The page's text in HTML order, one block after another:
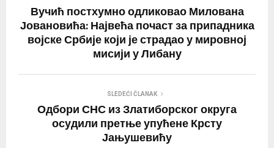
Вучић постхумно одликовао Милована
Јовановића: Највећа почаст за припадника
војске Србије који је страдао у мировној
мисији у Либану
SLEDEĆI ČLANAK
Одбори СНС из Златиборског округа
осудили претње упућене Крсту
Јањушевићу